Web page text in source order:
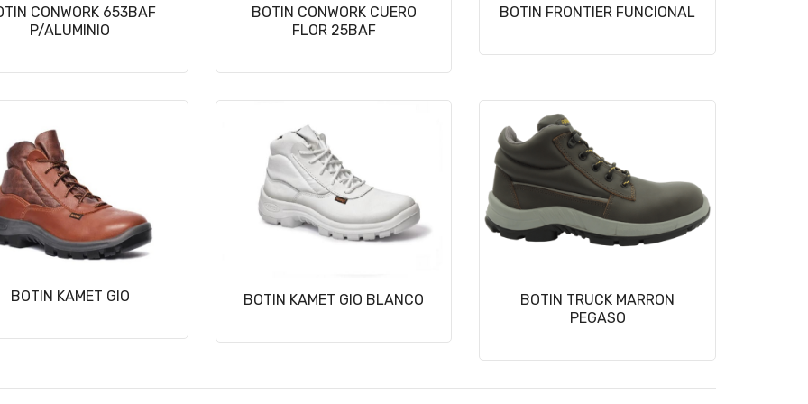
CONWORK 653BAF
P/ALUMINIO
BOTIN CONWORK CUERO
FLOR 25BAF
BOTIN FRONTIER FUNCIONAL
BOTIN KAMET GIO BOTIN KAMET GIO BLANCO
BOTIN TRUCK MARRON
PEGASO